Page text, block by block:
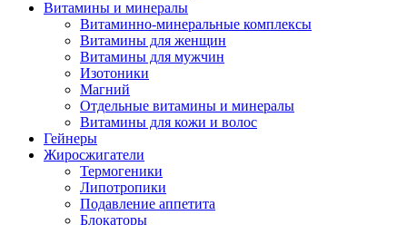
Витамины и минералы
Витаминно-минеральные комплексы
Витамины для женщин
Витамины для мужчин
Изотоники
Магний
Отдельные витамины и минералы
Витамины для кожи и волос
Гейнеры
Жиросжигатели
Термогеники
Липотропики
Подавление аппетита
Блокаторы